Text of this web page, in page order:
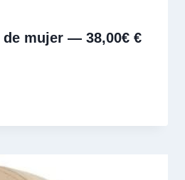
mujer — 38,00€ €